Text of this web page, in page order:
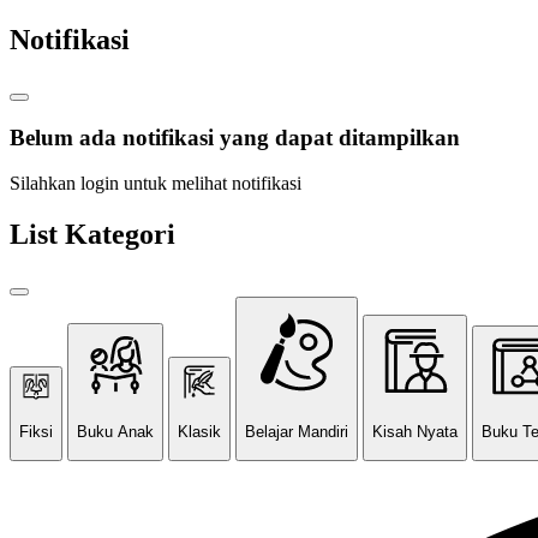
Notifikasi
Belum ada notifikasi yang dapat ditampilkan
Silahkan login untuk melihat notifikasi
List Kategori
Fiksi Buku Anak Klasik Belajar Mandiri Kisah Nyata Buku